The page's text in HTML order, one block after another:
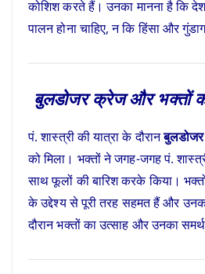
कोशिश करते हैं। उनका मानना है कि
पालन होना चाहिए, न कि हिंसा और
बुलडोजर क्रेज और भक्तों
पं. शास्त्री की यात्रा के दौरानबुलडोजर
को मिला। भक्तों ने जगह-जगह पं.
साथ फूलों की बारिश करके किया।
के उद्देश्य से पूरी तरह सहमत हैं और
दौरान भक्तों का उत्साह और उनका